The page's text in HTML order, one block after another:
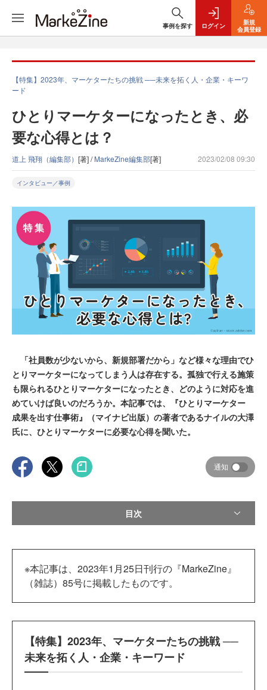
事例を探す ログイン
新規
会員登録
【特集】2023年、マーケターたちの挑戦 ──未来を拓く人・企業・キーワ
ード
ひとりマーケターになったとき、必
要な心得とは？
道上 飛翔（編集部） [著] /MarkeZine編集部[著] 2023/02/08 09:30
インタビュー／事例
「社員数が少ないから、新規部署だから」など様々な理由でひ
とりマーケターになってしまう人は存在する。孤独で行える施策
も限られるひとりマーケターになったとき、どのように対応を進
めていけば良いのだろうか。本記事では、『ひとりマーケター
成果を出す仕事術』（マイナビ出版）の著者であるナイルの大澤
氏に、ひとりマーケターに必要な心得を聞いた。
通知
目次
※本記事は、2023年1月25日刊行の『MarkeZine』
（雑誌）85号に掲載したものです。
【特集】2023年、マーケターたちの挑戦 ──
未来を拓く人・企業・キーワード